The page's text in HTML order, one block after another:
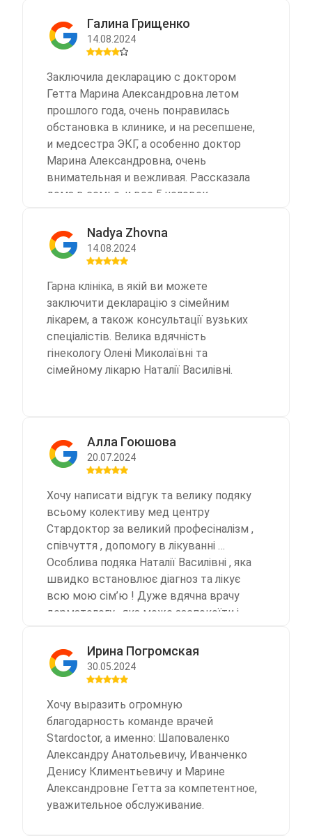
Галина Грищенко
14.08.2024
Заключила декларацию с доктором
Гетта Марина Александровна летом
прошлого года, очень понравилась
обстановка в клинике, и на ресепшене,
и медсестра ЭКГ, а особенно доктор
Марина Александровна, очень
внимательная и вежливая. Рассказала
дома в семье, и все 5 человек
Второй раз пришлось обратиться
сегодня, 6 августа. Была удивлена
невежливым и грубым отношением
шоке. Было даже желание уйти . Но
ситуацию спасла доктор Гетта Марина
Александровна, как и прошлый раз
очень внимательная, грамотная,
вежливая, тактичная. И очень
некрасиво получается, что из-за
Nadya Zhovna
14.08.2024
Гарна клініка, в якій ви можете
заключити декларацію з сімейним
лікарем, а також консультації вузьких
спеціалістів. Велика вдячність
гінекологу Олені Миколаївні та
сімейному лікарю Наталії Василівні.
Алла Гоюшова
20.07.2024
Хочу написати відгук та велику подяку
всьому колективу мед центру
Стардоктор за великий професіналізм ,
співчуття , допомогу в лікуванні …
Особлива подяка Наталії Василівні , яка
швидко встановлює діагноз та лікує
всю мою сім’ю ! Дуже вдячна врачу
дерматологу , яка може заспокоїти і
допомагає … ввічливим і доброзичним
дівчатам на рецепшені ! Ви найкращі !
Хай процвітає ваш центр !!!
Ирина Погромская
30.05.2024
Хочу выразить огромную
благодарность команде врачей
Stardoctor, а именно: Шаповаленко
Александру Анатольевичу, Иванченко
Денису Климентьевичу и Марине
Александровне Гетта за компетентное,
уважительное обслуживание.